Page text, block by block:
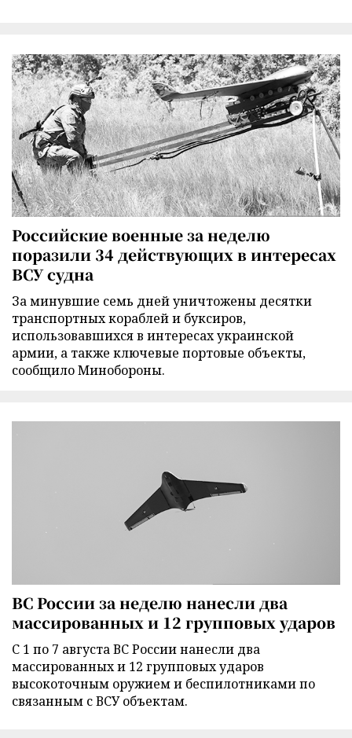
Российские военные за неделю
поразили 34 действующих в интересах
ВСУ судна
За минувшие семь дней уничтожены десятки
транспортных кораблей и буксиров,
использовавшихся в интересах украинской
армии, а также ключевые портовые объекты,
сообщило Минобороны.
ВС России за неделю нанесли два
массированных и 12 групповых ударов
С 1 по 7 августа ВС России нанесли два
массированных и 12 групповых ударов
высокоточным оружием и беспилотниками по
связанным с ВСУ объектам.